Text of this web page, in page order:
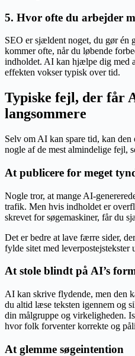
5. Hvor ofte du arbejder
SEO er sjældent noget, du gør én
kommer ofte, når du løbende
indholdet. AI kan hjælpe dig med
effekten vokser typisk over tid.
Typiske fejl, der får
langsommere
Selv om AI kan spare tid, kan
nogle af de mest almindelige fejl,
At publicere for meget
Nogle tror, at mange AI-
trafik. Men hvis indholdet er
skrevet for søgemaskiner, får du
Det er bedre at lave færre sider,
fylde sitet med leverpostejstekster
At stole blindt på AI’s
AI kan skrive flydende, men den
du altid læse teksten igennem og
din målgruppe og virkeligheden.
hvor folk forventer korrekte og
At glemme søgeintention